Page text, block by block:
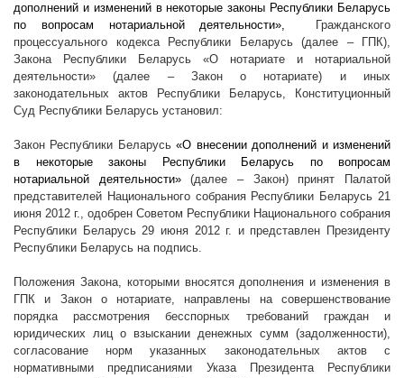
дополнений и изменений в некоторые законы Республики Беларусь
по вопросам нотариальной деятельности»,
Гражданского
процессуального кодекса Республики Беларусь (далее – ГПК),
Закона Республики Беларусь «О нотариате и нотариальной
деятельности» (далее – Закон о нотариате) и иных
законодательных актов Республики Беларусь, Конституционный
Суд Республики Беларусь установил:
Закон Республики Беларусь«О внесении дополнений и изменений
в некоторые законы Республики Беларусь по вопросам
нотариальной деятельности»(далее – Закон) принят Палатой
представителей Национального собрания Республики Беларусь 21
июня 2012 г., одобрен Советом Республики Национального собрания
Республики Беларусь 29 июня 2012 г. и представлен Президенту
Республики Беларусь на подпись.
Положения Закона, которыми вносятся дополнения и изменения в
ГПК и Закон о нотариате, направлены на совершенствование
порядка рассмотрения бесспорных требований граждан и
юридических лиц о взыскании денежных сумм (задолженности),
согласование норм указанных законодательных актов с
нормативными предписаниями Указа Президента Республики